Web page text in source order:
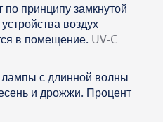
принципу замкнутой
воздух
в помещение. UV-C
лампы с длинной волны
и дрожжи. Процент